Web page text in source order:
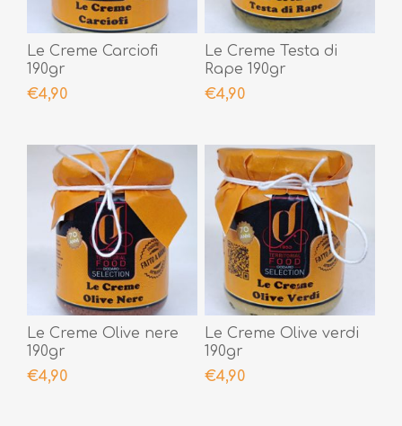
Le Creme Carciofi
190gr
€4,90
Le Creme Testa di
Rape 190gr
€4,90
Le Creme Olive nere
190gr
€4,90
Le Creme Olive verdi
190gr
€4,90